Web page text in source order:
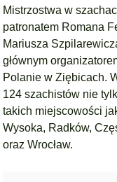
Mistrzostwa w
patronatem Romana
Mariusza
głównym
Polanie w Ziębicach.
124 szachistów nie
takich miejscowości
Wysoka, Radków,
oraz Wrocław.